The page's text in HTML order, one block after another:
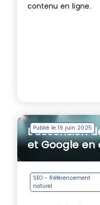
contenu en ligne.
Publié le 19 juin 2025
L’ascension
et Google en
SEO - Référencement
naturel